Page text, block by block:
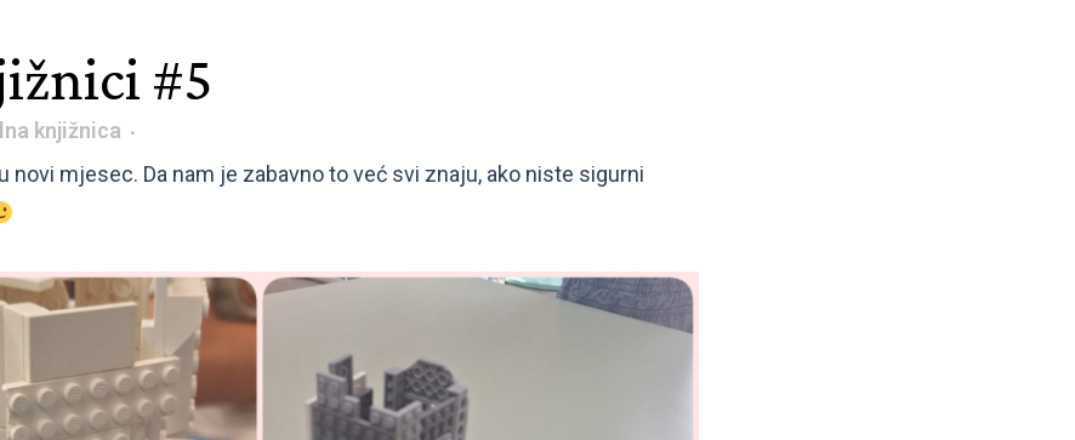
#5
knjižnica
novi mjesec. Da nam je zabavno to već svi znaju, ako niste sigurni